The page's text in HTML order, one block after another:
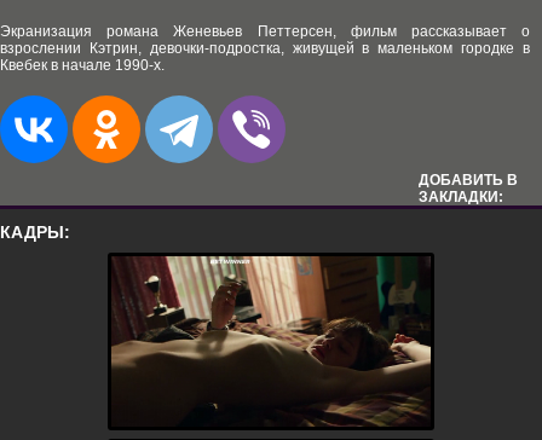
Экранизация романа Женевьев Петтерсен, фильм рассказывает о
взрослении Кэтрин, девочки-подростка, живущей в маленьком городке в
Квебек в начале 1990-х.
ДОБАВИТЬ В
ЗАКЛАДКИ:
КАДРЫ: